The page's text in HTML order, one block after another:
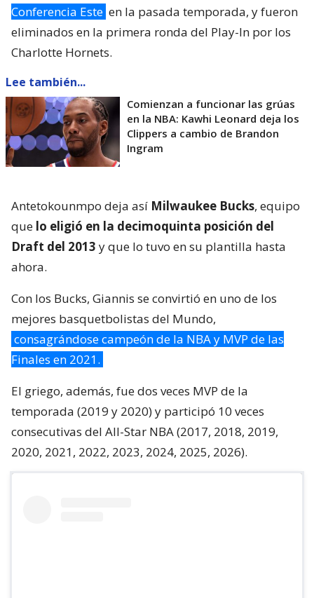
Conferencia Este en la pasada temporada, y fueron
eliminados en la primera ronda del Play-In por los
Charlotte Hornets.
Lee también...
Comienzan a funcionar las grúas
en la NBA: Kawhi Leonard deja los
Clippers a cambio de Brandon
Ingram
Antetokounmpo deja así Milwaukee Bucks, equipo
que lo eligió en la decimoquinta posición del
Draft del 2013 y que lo tuvo en su plantilla hasta
ahora.
Con los Bucks, Giannis se convirtió en uno de los
mejores basquetbolistas del Mundo,
consagrándose campeón de la NBA y MVP de las
Finales en 2021.
El griego, además, fue dos veces MVP de la
temporada (2019 y 2020) y participó 10 veces
consecutivas del All-Star NBA (2017, 2018, 2019,
2020, 2021, 2022, 2023, 2024, 2025, 2026).